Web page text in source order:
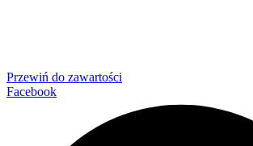
Przewiń do zawartości
Facebook